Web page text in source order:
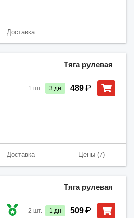
Доставка
Тяга рулевая
1 шт. 3 дн 489₽
Доставка Цены(7)
Тяга рулевая
2 шт. 1 дн 509₽